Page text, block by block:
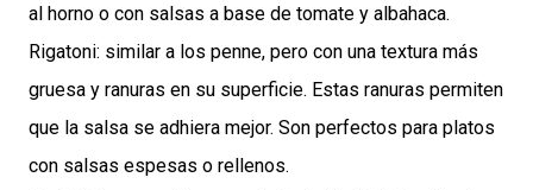
al horno o con salsas a base de tomate y albahaca.
Rigatoni: similar a los penne, pero con una textura más
gruesa y ranuras en su superficie. Estas ranuras permiten
que la salsa se adhiera mejor. Son perfectos para platos
con salsas espesas o rellenos.